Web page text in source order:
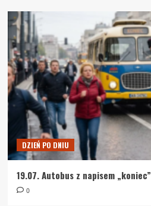
DZIEŃ PO DNIU
19.07. Autobus z napisem „koniec”
0